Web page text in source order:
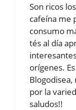
Son ricos
cafeína me
consumo
tés al día
orígenes.
por la
saludos!!